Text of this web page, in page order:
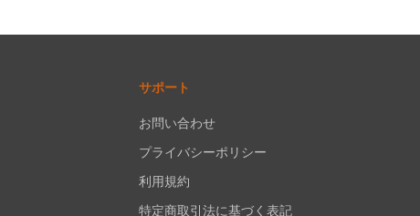
サポート
お問い合わせ
プライバシーポリシー
利用規約
特定商取引法に基づく表記